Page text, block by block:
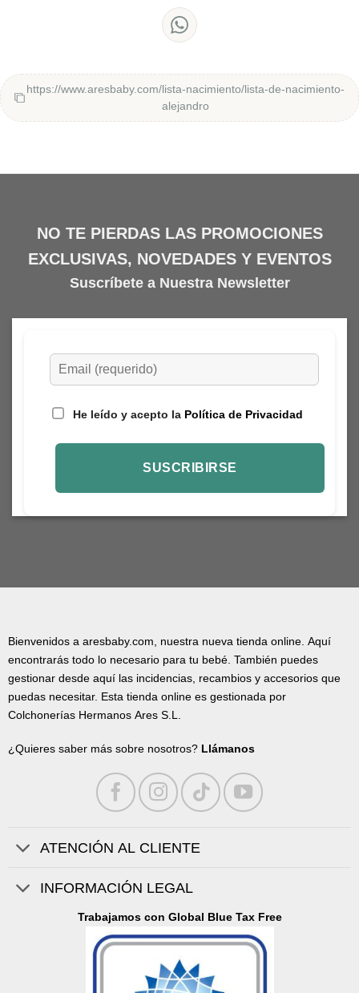
https://www.aresbaby.com/lista-nacimiento/lista-de-nacimiento-
alejandro
NO TE PIERDAS LAS PROMOCIONES
EXCLUSIVAS, NOVEDADES Y EVENTOS
Suscríbete a Nuestra Newsletter
He leído y acepto la Política de Privacidad
Bienvenidos a aresbaby.com, nuestra nueva tienda online. Aquí
encontrarás todo lo necesario para tu bebé. También puedes
gestionar desde aquí las incidencias, recambios y accesorios que
puedas necesitar. Esta tienda online es gestionada por
Colchonerías Hermanos Ares S.L.
¿Quieres saber más sobre nosotros? Llámanos
ATENCIÓN AL CLIENTE
INFORMACIÓN LEGAL
Trabajamos con Global Blue Tax Free